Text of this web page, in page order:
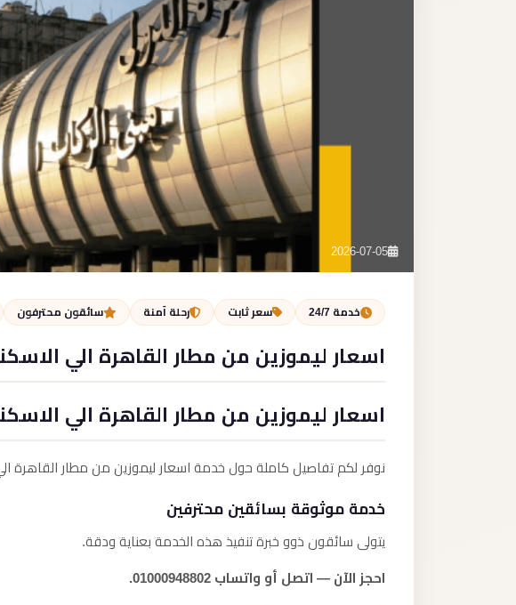
2026-07-05
خدمة 24/7 سعر ثابت رحلة آمنة سائقون محترفون
اسعار ليموزين من مطار القاهرة الي
اسعار ليموزين من مطار القاهرة الي
نوفر لكم تفاصيل كاملة حول خدمة اسعار ليموزين من مطار القاهرة
خدمة موثوقة بسائقين محترفين
يتولى سائقون ذوو خبرة تنفيذ هذه الخدمة بعناية ودقة.
احجز الآن — اتصل أو واتساب 01000948802.